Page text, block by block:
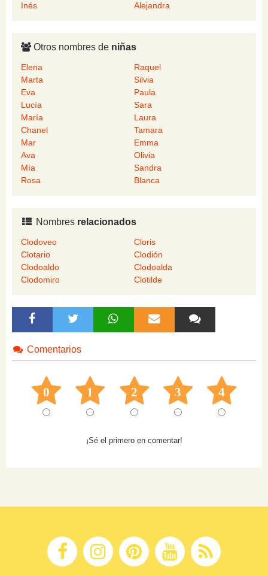
Inés
Alejandra
Otros nombres de niñas
Elena
Raquel
Marta
Silvia
Eva
Paula
Lucía
Sara
María
Laura
Chanel
Tamara
Mar
Emma
Ava
Olivia
Mía
Sandra
Rosa
Blanca
Nombres relacionados
Clodoveo
Cloris
Clotario
Clodión
Clodoaldo
Clodoalda
Clodomiro
Clotilde
Comentarios
0 1 2 3 4
¡Sé el primero en comentar!